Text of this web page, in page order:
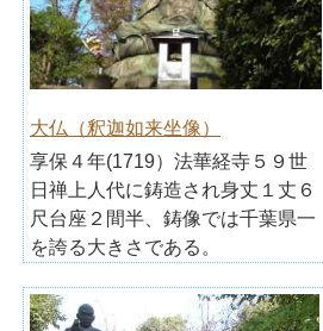
大仏（釈迦如来坐像）
享保４年(1719）法華経寺５９世
日禅上人代に鋳造され身丈１丈６
尺台座２間半、鋳像では千葉県一
を誇る大きさである。